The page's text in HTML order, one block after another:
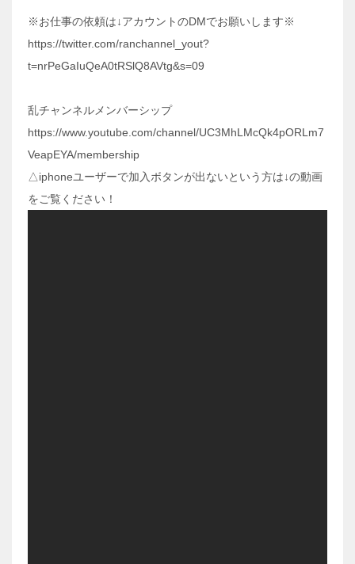
※お仕事の依頼は↓アカウントのDMでお願いします※
https://twitter.com/ranchannel_yout?
t=nrPeGaIuQeA0tRSlQ8AVtg&s=09
乱チャンネルメンバーシップ
https://www.youtube.com/channel/UC3MhLMcQk4pORLm7
VeapEYA/membership
△iphoneユーザーで加入ボタンが出ないという方は↓の動画
をご覧ください！